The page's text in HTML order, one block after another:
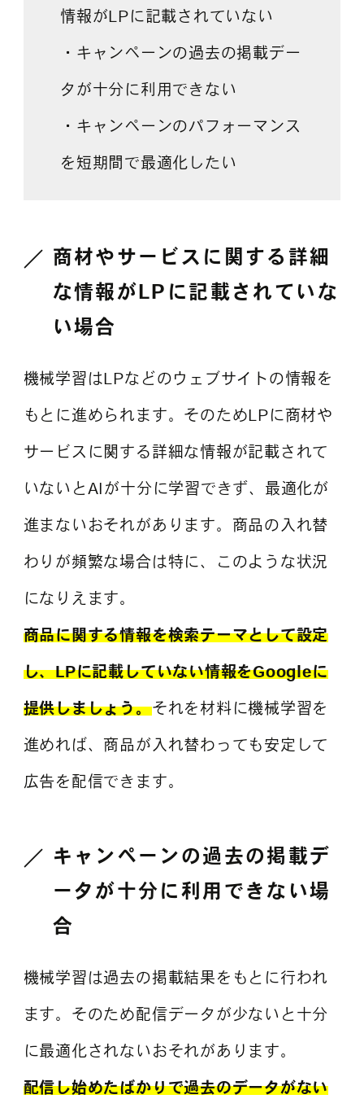
情報がLPに記載されていない
・キャンペーンの過去の掲載デー
タが十分に利用できない
・キャンペーンのパフォーマンス
を短期間で最適化したい
商材やサービスに関する詳細
な情報がLPに記載されていな
い場合
機械学習はLPなどのウェブサイトの情報を
もとに進められます。そのためLPに商材や
サービスに関する詳細な情報が記載されて
いないとAIが十分に学習できず、最適化が
進まないおそれがあります。商品の入れ替
わりが頻繁な場合は特に、このような状況
になりえます。
商品に関する情報を検索テーマとして設定
し、LPに記載していない情報をGoogleに
提供しましょう。それを材料に機械学習を
進めれば、商品が入れ替わっても安定して
広告を配信できます。
キャンペーンの過去の掲載デ
ータが十分に利用できない場
合
機械学習は過去の掲載結果をもとに行われ
ます。そのため配信データが少ないと十分
に最適化されないおそれがあります。
配信し始めたばかりで過去のデータがない